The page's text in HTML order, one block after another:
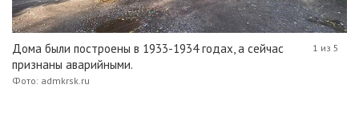
Дома были построены в 1933-1934 годах, а сейчас
признаны аварийными.
Фото: admkrsk.ru
1 из 5